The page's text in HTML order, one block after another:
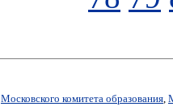
Московского комитета образования,